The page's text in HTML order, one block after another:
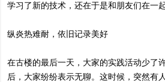
学习了新的技术，还在于是和朋友们在一
纵炎热难耐，依旧记录美好
在古楼的最后一天，大家的实践活动少了
后，大家纷纷表示无聊。这时候，突然有